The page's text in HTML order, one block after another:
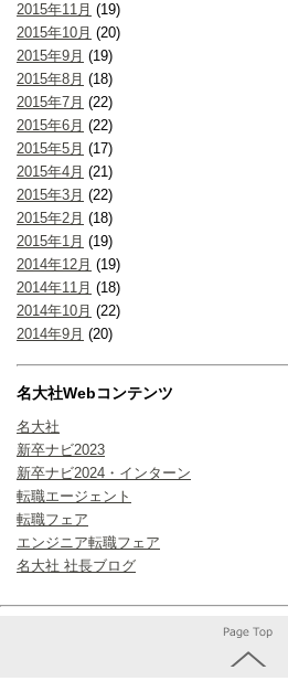
2015年11月 (19)
2015年10月 (20)
2015年9月 (19)
2015年8月 (18)
2015年7月 (22)
2015年6月 (22)
2015年5月 (17)
2015年4月 (21)
2015年3月 (22)
2015年2月 (18)
2015年1月 (19)
2014年12月 (19)
2014年11月 (18)
2014年10月 (22)
2014年9月 (20)
名大社Webコンテンツ
名大社
新卒ナビ2023
新卒ナビ2024・インターン
転職エージェント
転職フェア
エンジニア転職フェア
名大社 社長ブログ